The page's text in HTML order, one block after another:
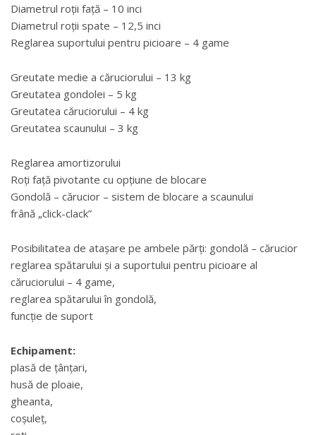
Diametrul roții față – 10 inci
Diametrul roții spate – 12,5 inci
Reglarea suportului pentru picioare – 4 game
Greutate medie a căruciorului – 13 kg
Greutatea gondolei – 5 kg
Greutatea căruciorului – 4 kg
Greutatea scaunului – 3 kg
Reglarea amortizorului
Roți față pivotante cu opțiune de blocare
Gondolă – cărucior – sistem de blocare a scaunului
frână „click-clack”
Posibilitatea de atașare pe ambele părți: gondolă – cărucior
reglarea spătarului și a suportului pentru picioare al
căruciorului – 4 game,
reglarea spătarului în gondolă,
funcție de suport
Echipament:
plasă de țânțari,
husă de ploaie,
gheanta,
coșuleț,